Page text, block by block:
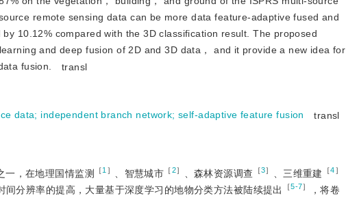
remote sensing data can be more data feature-adaptive fused and
10.12% compared with the 3D classification result. The proposed
and deep fusion of 2D and 3D data， and it provide a new idea for
fusion.
transl
data; independent branch network;self-adaptive feature fusion transl
一，在地理国情监测 ［1 ］ 、智慧城市 ［2］ 、森林资源调查 ［3］ 、三维重建 ［4］
分辨率的提高，大量基于深度学习的地物分类方法被陆续提出 ［5-7］
，将卷